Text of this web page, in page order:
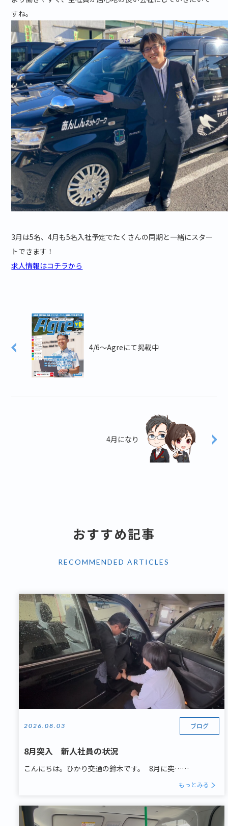
すね。
3月は5名、4月も5名入社予定でたくさんの同期と一緒にスター
トできます！
求人情報はコチラから
4/6～Agreにて掲載中
4月になり
おすすめ記事
RECOMMENDED ARTICLES
2026.08.03 ブログ
8月突入 新人社員の状況
こんにちは。ひかり交通の鈴木です。 8月に突……
もっとみる